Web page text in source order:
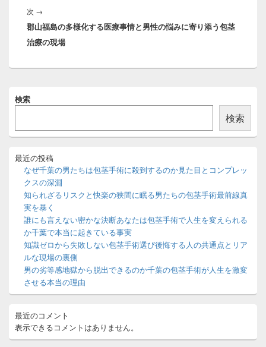
シ
ョ
ン
次 →
の
投
郡山福島の多様化する医療事情と男性の悩みに寄り添う包茎
治療の現場
イ
イ
バ
検索
検索
最近の投稿
なぜ千葉の男たちは包茎手術に殺到するのか見た目とコンプレッ
クスの深淵
知られざるリスクと快楽の狭間に眠る男たちの包茎手術最前線真
実を暴く
誰にも言えない密かな決断あなたは包茎手術で人生を変えられる
か千葉で本当に起きている事実
知識ゼロから失敗しない包茎手術選び後悔する人の共通点とリア
ルな現場の裏側
男の劣等感地獄から脱出できるのか千葉の包茎手術が人生を激変
させる本当の理由
最近のコメント
表示できるコメントはありません。